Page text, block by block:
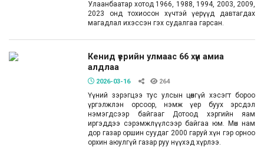
Улаанбаатар хотод 1966, 1988, 1994, 2003, 2009,
2023 онд тохиосон хүчтэй үерүүд давтагдах
магадлал ихэссэн гэх судалгаа гарсан.
Кенид үерийн улмаас 66 хүн амиа
алдлаа
2026-03-16 264
Үүний зэрэгцээ тус улсын цөөнгүй хэсэгт бороо
үргэлжлэн орсоор, нэмж үер буух эрсдэл
нэмэгдсээр байгааг Дотоод хэргийн яам
иргэддээ сэрэмжлүүлсээр байгаа юм. Мөн нам
дор газар оршин суудаг 2000 гаруй хүн гэр орноо
орхин аюулгүй газар руу нүүхэд хүрлээ.